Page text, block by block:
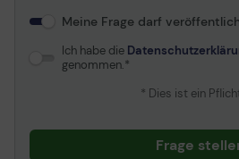
Meine Frage darf
Ich habe die
genommen.
* Dies ist ein
Frage